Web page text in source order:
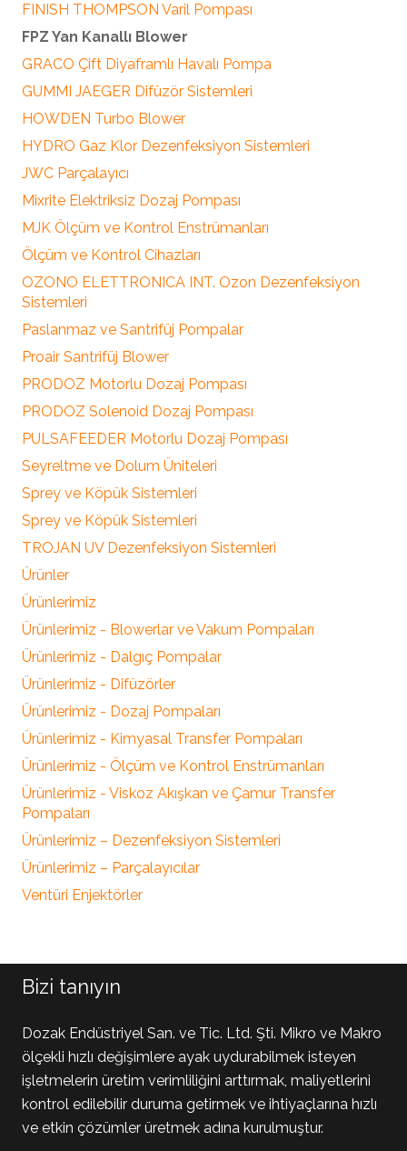
FINISH THOMPSON Varil Pompası
FPZ Yan Kanallı Blower
GRACO Çift Diyaframlı Havalı Pompa
GUMMI JAEGER Difüzör Sistemleri
HOWDEN Turbo Blower
HYDRO Gaz Klor Dezenfeksiyon Sistemleri
JWC Parçalayıcı
Mixrite Elektriksiz Dozaj Pompası
MJK Ölçüm ve Kontrol Enstrümanları
Ölçüm ve Kontrol Cihazları
OZONO ELETTRONICA INT. Ozon Dezenfeksiyon
Sistemleri
Paslanmaz ve Santrifüj Pompalar
Proair Santrifüj Blower
PRODOZ Motorlu Dozaj Pompası
PRODOZ Solenoid Dozaj Pompası
PULSAFEEDER Motorlu Dozaj Pompası
Seyreltme ve Dolum Üniteleri
Sprey ve Köpük Sistemleri
Sprey ve Köpük Sistemleri
TROJAN UV Dezenfeksiyon Sistemleri
Ürünler
Ürünlerimiz
Ürünlerimiz - Blowerlar ve Vakum Pompaları
Ürünlerimiz - Dalgıç Pompalar
Ürünlerimiz - Difüzörler
Ürünlerimiz - Dozaj Pompaları
Ürünlerimiz - Kimyasal Transfer Pompaları
Ürünlerimiz - Ölçüm ve Kontrol Enstrümanları
Ürünlerimiz - Viskoz Akışkan ve Çamur Transfer
Pompaları
Ürünlerimiz – Dezenfeksiyon Sistemleri
Ürünlerimiz – Parçalayıcılar
Ventüri Enjektörler
Bizi tanıyın
Dozak Endüstriyel San. ve Tic. Ltd. Şti. Mikro ve Makro
ölçekli hızlı değişimlere ayak uydurabilmek isteyen
işletmelerin üretim verimliliğini arttırmak, maliyetlerini
kontrol edilebilir duruma getirmek ve ihtiyaçlarına hızlı
ve etkin çözümler üretmek adına kurulmuştur.